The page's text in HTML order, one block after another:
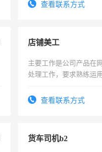
查看联系方式
店铺美工
主要工作是公司产品在
处理工作，要求熟练运
查看联系方式
货车司机b2